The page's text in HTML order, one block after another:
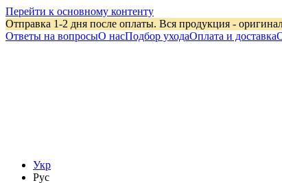
Перейти к основному контенту
Отправка 1-2 дня после оплаты. Вся продукция -
Ответы на вопросыО насПодбор уходаОплата и доставка
Укр
Рус